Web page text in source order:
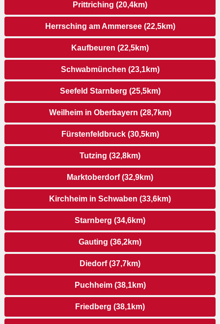
Prittriching (20,4km)
Herrsching am Ammersee (22,5km)
Kaufbeuren (22,5km)
Schwabmünchen (23,1km)
Seefeld Starnberg (25,5km)
Weilheim in Oberbayern (28,7km)
Fürstenfeldbruck (30,5km)
Tutzing (32,8km)
Marktoberdorf (32,9km)
Kirchheim in Schwaben (33,6km)
Starnberg (34,6km)
Gauting (36,2km)
Diedorf (37,7km)
Puchheim (38,1km)
Friedberg (38,1km)